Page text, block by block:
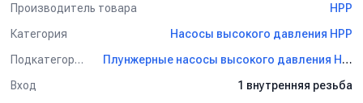
Производитель товара
HPP
Категория
Насосы высокого давления HPP
Подкатегория
Плунжерные насосы высокого давления HPP
Вход
1 внутренняя резьба